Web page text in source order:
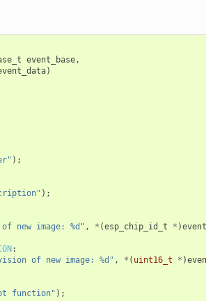
event_base,
)
);
);
new image: %d" , * (esp_chip_id_t * )
:
of new image: %d" , * ( uint16_t * )
function" );